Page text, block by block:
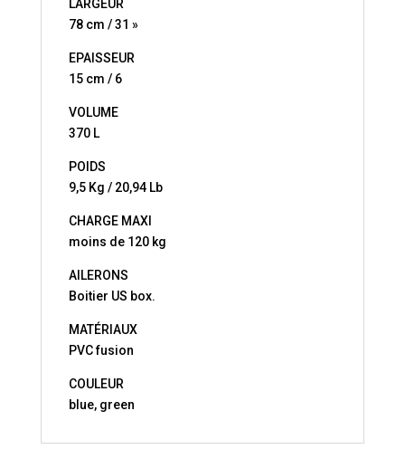
LARGEUR
78 cm / 31 »
EPAISSEUR
15 cm / 6
VOLUME
370 L
POIDS
9,5 Kg / 20,94 Lb
CHARGE MAXI
moins de 120 kg
AILERONS
Boitier US box.
MATÉRIAUX
PVC fusion
COULEUR
blue, green